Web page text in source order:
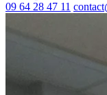
09 64 28 47 11